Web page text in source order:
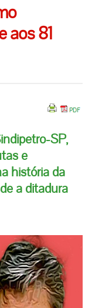
aos 81
SP,
e
história da
a ditadura